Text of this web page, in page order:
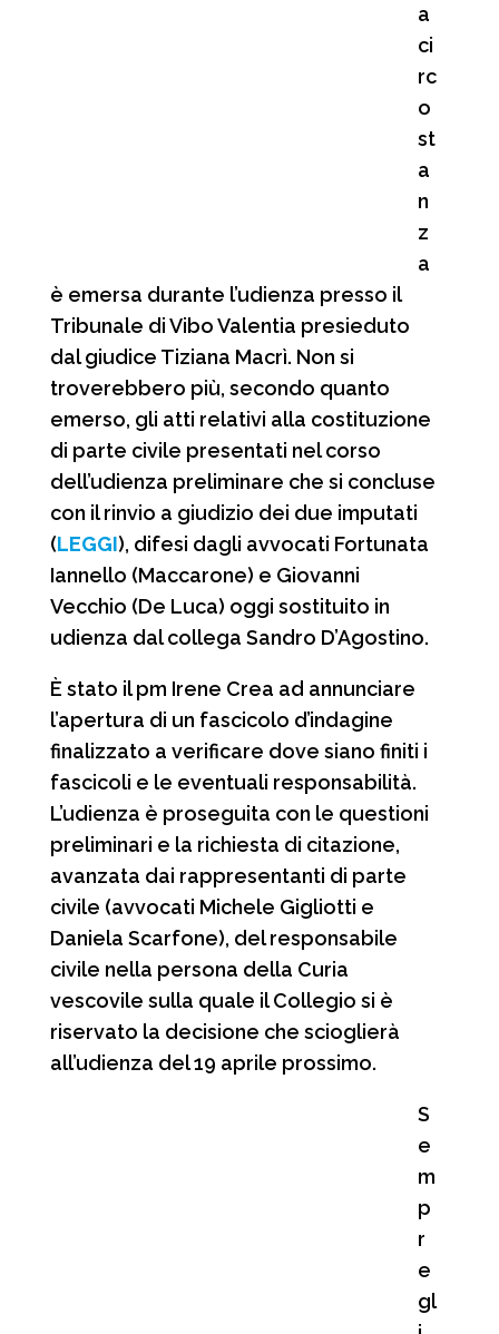
a
ci
rc
o
st
a
n
z
a
è emersa durante l’udienza presso il
Tribunale di Vibo Valentia presieduto
dal giudice Tiziana Macrì. Non si
troverebbero più, secondo quanto
emerso, gli atti relativi alla costituzione
di parte civile presentati nel corso
dell’udienza preliminare che si concluse
con il rinvio a giudizio dei due imputati
(LEGGI), difesi dagli avvocati Fortunata
Iannello (Maccarone) e Giovanni
Vecchio (De Luca) oggi sostituito in
udienza dal collega Sandro D’Agostino.
È stato il pm Irene Crea ad annunciare
l’apertura di un fascicolo d’indagine
finalizzato a verificare dove siano finiti i
fascicoli e le eventuali responsabilità.
L’udienza è proseguita con le questioni
preliminari e la richiesta di citazione,
avanzata dai rappresentanti di parte
civile (avvocati Michele Gigliotti e
Daniela Scarfone), del responsabile
civile nella persona della Curia
vescovile sulla quale il Collegio si è
riservato la decisione che scioglierà
all’udienza del 19 aprile prossimo.
S
e
m
p
r
e
gl